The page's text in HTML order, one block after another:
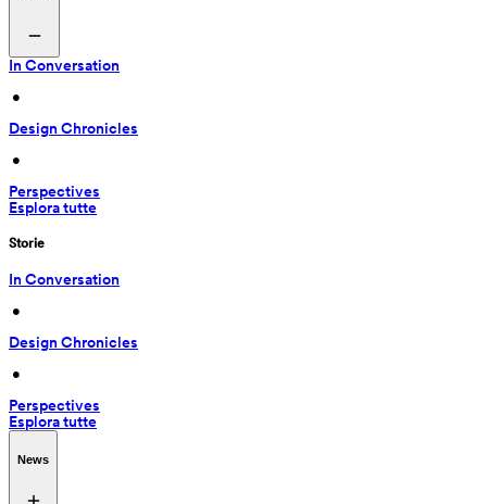
In Conversation
•
Design Chronicles
•
Perspectives
Esplora tutte
Storie
In Conversation
•
Design Chronicles
•
Perspectives
Esplora tutte
News